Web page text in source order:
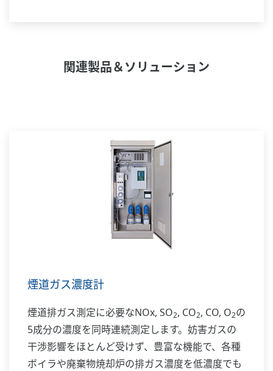
関連製品＆ソリューション
煙道ガス濃度計
煙道排ガス測定に必要なNOx, SO2, CO2, CO, O2の
5成分の濃度を同時連続測定します。妨害ガスの
干渉影響をほとんど受けず、豊富な機能で、各種
ボイラや廃棄物焼却炉の排ガス濃度を低濃度でも